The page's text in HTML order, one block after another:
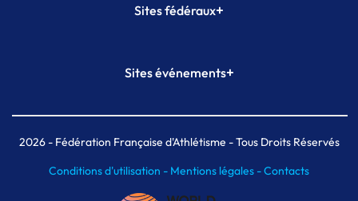
Sites fédéraux+
Plateforme Formation
Sites événements+
Meeting de Paris indoor
MAIF Ekiden de Paris
2026- Fédération Française d'Athlétisme - Tous Droits Réservés
Conditions d'utilisation - Mentions légales -Contacts